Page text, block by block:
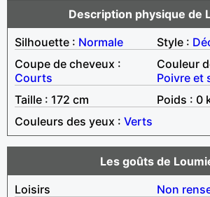
Description physique de
Silhouette : Normale Style :
Coupe de cheveux :
Courts
Couleur
Poivre et
Taille : 172 cm
Poids : 0
Couleurs des yeux : Verts
Les goûts de
Loisirs
Non